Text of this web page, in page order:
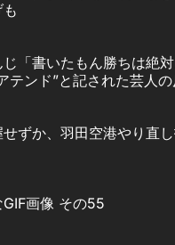
じ「書いたもん勝ちは絶
ンド”と記された芸人の
ずか、羽田空港やり直
画像 その55